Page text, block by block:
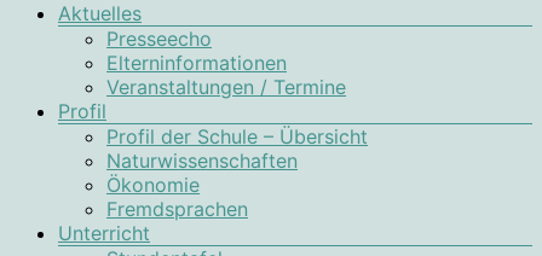
Aktuelles
Presseecho
Elterninformationen
Veranstaltungen / Termine
Profil
Profil der Schule – Übersicht
Naturwissenschaften
Ökonomie
Fremdsprachen
Unterricht